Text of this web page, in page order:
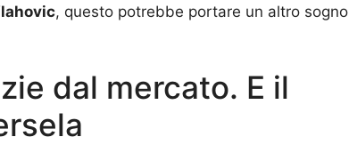
, questo potrebbe portare un altro sogno
dal mercato. E il